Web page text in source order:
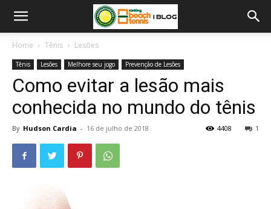
Home Tênis Lesões
Tênis Lesões Melhore seu jogo Prevenção de Lesões
Como evitar a lesão mais
conhecida no mundo do tênis
By Hudson Cardia - 16 de julho de 2018 1
4408